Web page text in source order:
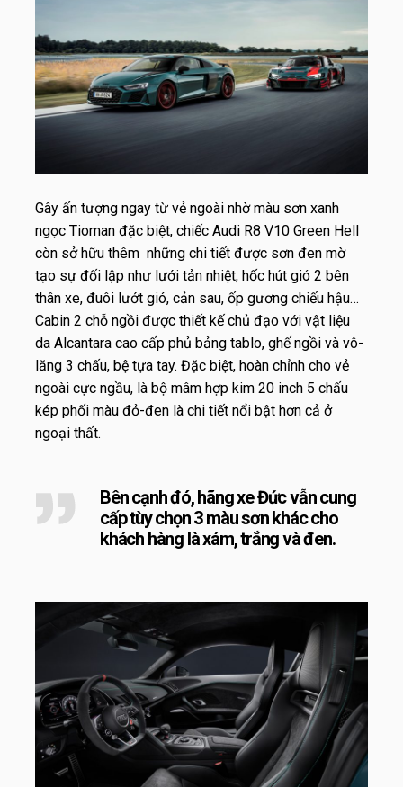
Gây ấn tượng ngay từ vẻ ngoài nhờ màu sơn xanh
ngọc Tioman đặc biệt, chiếc Audi R8 V10 Green Hell
còn sở hữu thêm những chi tiết được sơn đen mờ
tạo sự đối lập như lưới tản nhiệt, hốc hút gió 2 bên
thân xe, đuôi lướt gió, cản sau, ốp gương chiếu hậu…
Cabin 2 chỗ ngồi được thiết kế chủ đạo với vật liệu
da Alcantara cao cấp phủ bảng tablo, ghế ngồi và vô-
lăng 3 chấu, bệ tựa tay. Đặc biệt, hoàn chỉnh cho vẻ
ngoài cực ngầu, là bộ mâm hợp kim 20 inch 5 chấu
kép phối màu đỏ-đen là chi tiết nổi bật hơn cả ở
ngoại thất.
Bên cạnh đó, hãng xe Đức vẫn cung
cấp tùy chọn 3 màu sơn khác cho
khách hàng là xám, trắng và đen.